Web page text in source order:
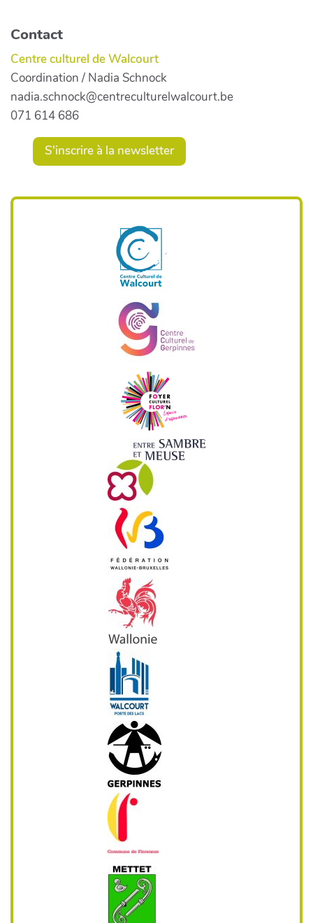
Contact
Centre culturel de Walcourt
Coordination / Nadia Schnock
nadia.schnock@centreculturelwalcourt.be
071 614 686
S'inscrire à la newsletter